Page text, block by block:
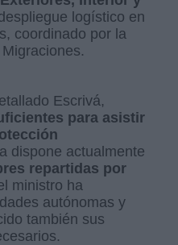
logístico en
coordinado por la
Escrivá,
para asistir
dispone actualmente
repartidas por
ministro ha
autónomas y
también sus